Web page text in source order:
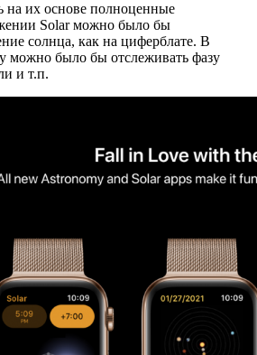
на их основе полноценные
Solar можно было бы
солнца, как на циферблате. В
можно было бы отслеживать фазу
и т.п.